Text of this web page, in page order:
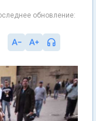
обновление: